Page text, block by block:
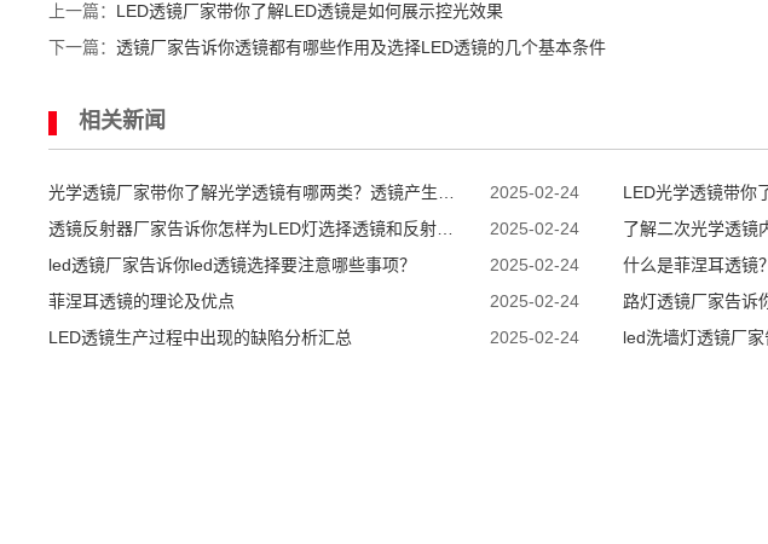
上一篇： LED透镜厂家带你了解LED透镜是如何展示控光效果
下一篇：透镜厂家告诉你透镜都有哪些作用及选择LED透镜的几个基本条件
相关新闻
光学透镜厂家带你了解光学透镜有哪两类？透镜产生橘
皮纹怎么解决？
2025-02-24 LED光学透镜带你
透镜反射器厂家告诉你怎样为LED灯选择透镜和反射
器？
2025-02-24 了解二次光学透镜
led透镜厂家告诉你led透镜选择要注意哪些事项？
2025-02-24 什么是菲涅耳透镜
菲涅耳透镜的理论及优点
2025-02-24 路灯透镜厂家告诉
LED透镜生产过程中出现的缺陷分析汇总
2025-02-24
led洗墙灯透镜厂家